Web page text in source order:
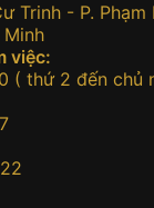
Trinh - P. Phạm
Minh
việc:
( thứ 2 đến chủ